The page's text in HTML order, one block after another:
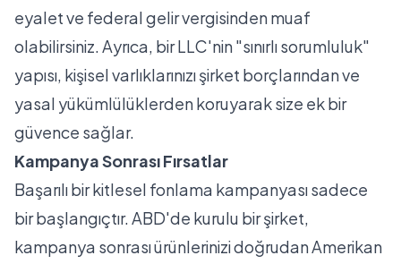
eyalet ve federal gelir vergisinden muaf
olabilirsiniz. Ayrıca, birLLC'nin "sınırlı sorumluluk"
yapısı, kişisel varlıklarınızı şirket borçlarından ve
yasal yükümlülüklerden koruyarak size ek bir
güvence sağlar.
Kampanya Sonrası Fırsatlar
Başarılı bir kitlesel fonlama kampanyası sadece
bir başlangıçtır.ABD'de kurulu bir şirket,
kampanya sonrası ürünlerinizi doğrudan Amerikan